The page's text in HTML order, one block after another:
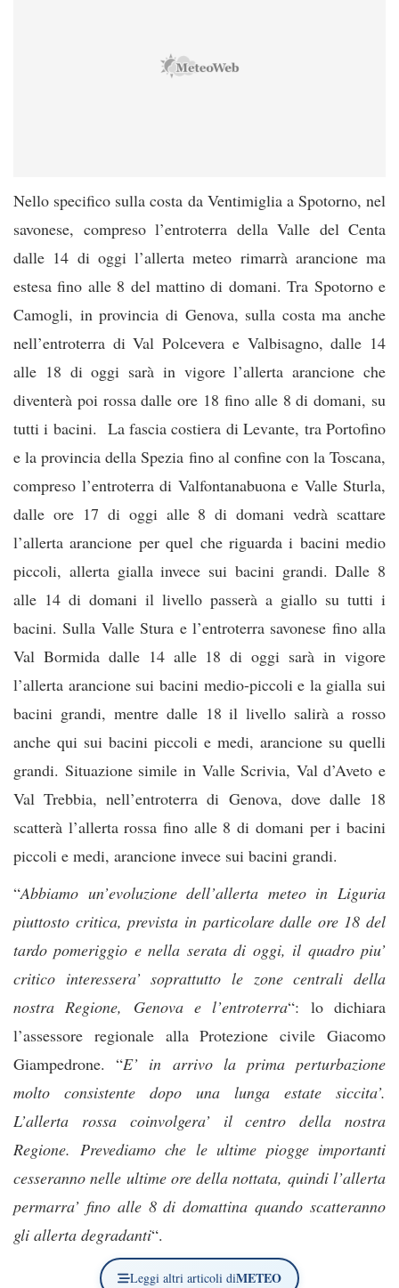
Nello specifico sulla costa da Ventimiglia a Spotorno, nel
savonese, compreso l’entroterra della Valle del Centa
dalle 14 di oggi l’allerta meteo rimarrà arancione ma
estesa fino alle 8 del mattino di domani. Tra Spotorno e
Camogli, in provincia di Genova, sulla costa ma anche
nell’entroterra di Val Polcevera e Valbisagno, dalle 14
alle 18 di oggi sarà in vigore l’allerta arancione che
diventerà poi rossa dalle ore 18 fino alle 8 di domani, su
tutti i bacini. La fascia costiera di Levante, tra Portofino
e la provincia della Spezia fino al confine con la Toscana,
compreso l’entroterra di Valfontanabuona e Valle Sturla,
dalle ore 17 di oggi alle 8 di domani vedrà scattare
l’allerta arancione per quel che riguarda i bacini medio
piccoli, allerta gialla invece sui bacini grandi. Dalle 8
alle 14 di domani il livello passerà a giallo su tutti i
bacini. Sulla Valle Stura e l’entroterra savonese fino alla
Val Bormida dalle 14 alle 18 di oggi sarà in vigore
l’allerta arancione sui bacini medio-piccoli e la gialla sui
bacini grandi, mentre dalle 18 il livello salirà a rosso
anche qui sui bacini piccoli e medi, arancione su quelli
grandi. Situazione simile in Valle Scrivia, Val d’Aveto e
Val Trebbia, nell’entroterra di Genova, dove dalle 18
scatterà l’allerta rossa fino alle 8 di domani per i bacini
piccoli e medi, arancione invece sui bacini grandi.
“Abbiamo un’evoluzione dell’allerta meteo in Liguria
piuttosto critica, prevista in particolare dalle ore 18 del
tardo pomeriggio e nella serata di oggi, il quadro piu’
critico interessera’ soprattutto le zone centrali della
nostra Regione, Genova e l’entroterra“: lo dichiara
l’assessore regionale alla Protezione civile Giacomo
Giampedrone. “E’ in arrivo la prima perturbazione
molto consistente dopo una lunga estate siccita’.
L’allerta rossa coinvolgera’ il centro della nostra
Regione. Prevediamo che le ultime piogge importanti
cesseranno nelle ultime ore della nottata, quindi l’allerta
permarra’ fino alle 8 di domattina quando scatteranno
gli allerta degradanti“.
Leggi altri articoli diMETEO